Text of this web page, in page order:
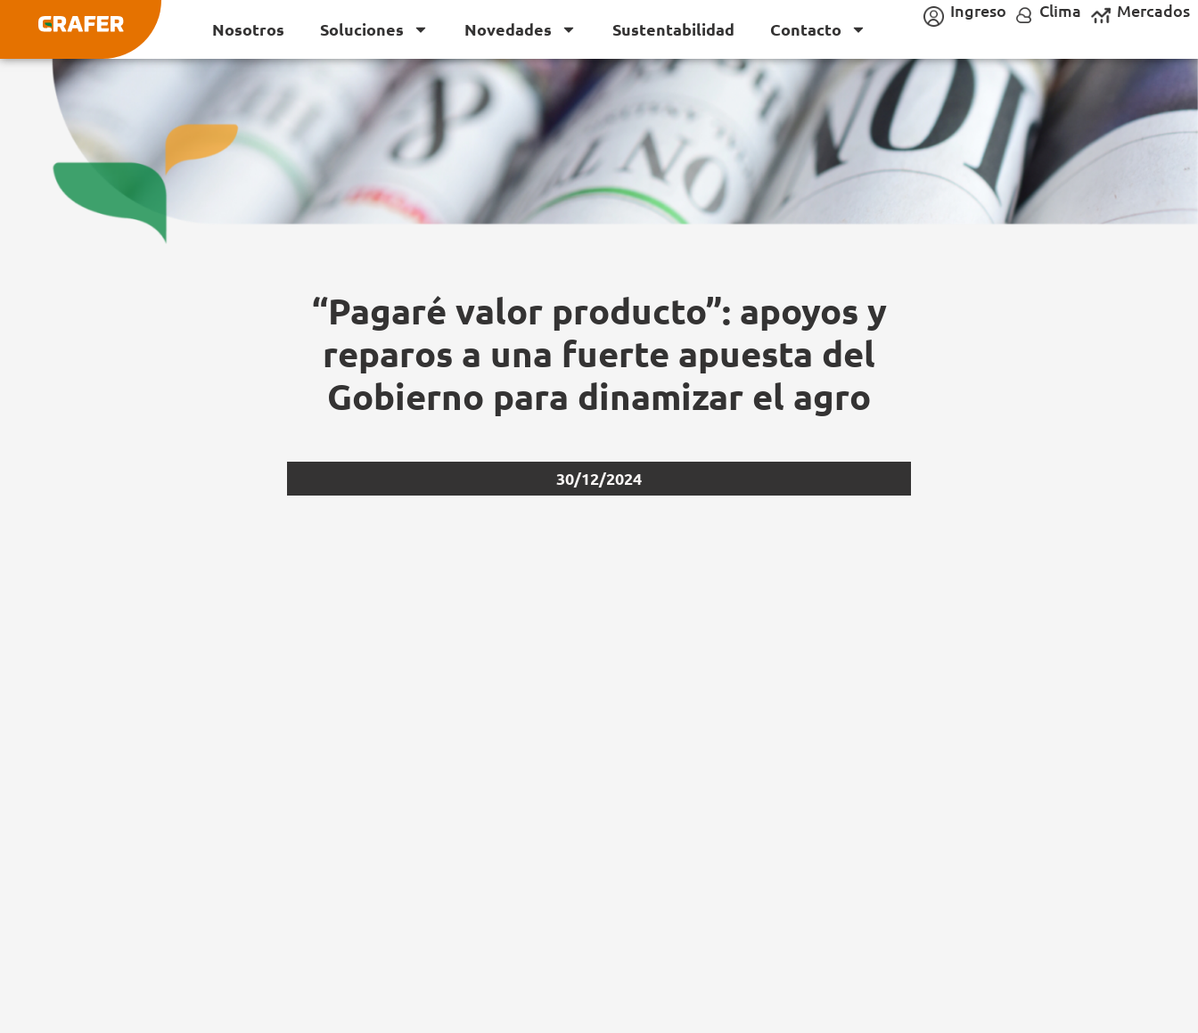
contenido
Nosotros Soluciones Novedades Sustentabilidad Contacto
Ingreso Clima Mercados
“Pagaré valor producto”: apoyos y
reparos a una fuerte apuesta del
Gobierno para dinamizar el agro
30/12/2024